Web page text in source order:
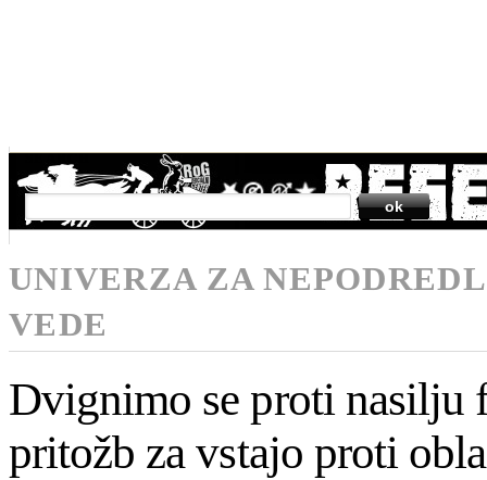
SEARCH
UNIVERZA ZA
VEDE
Dvignimo se proti nasilju
pritožb za vstajo proti